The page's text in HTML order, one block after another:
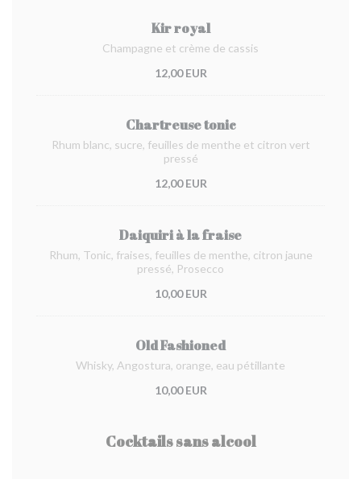
Kir royal
Champagne et crème de cassis
12,00 EUR
Chartreuse tonic
Rhum blanc, sucre, feuilles de menthe et citron vert
pressé
12,00 EUR
Daiquiri à la fraise
Rhum, Tonic, fraises, feuilles de menthe, citron jaune
pressé, Prosecco
10,00 EUR
Old Fashioned
Whisky, Angostura, orange, eau pétillante
10,00 EUR
Cocktails sans alcool